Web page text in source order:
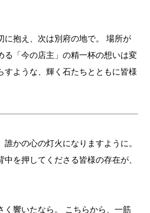
に抱え、次は別府の地で。 場所が
る「今の店主」の精一杯の想いは変
すような、輝く石たちとともに皆様
かの心の灯火になりますように。
を押してくださる皆様の存在が、
く響いたなら。 こちらから、一筋